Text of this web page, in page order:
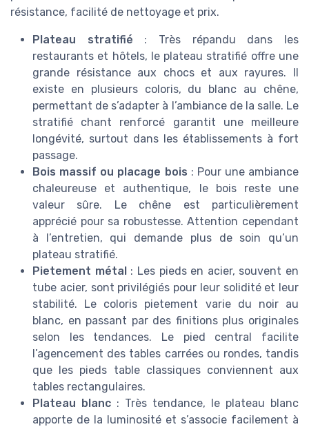
résistance, facilité de nettoyage et prix.
Plateau stratifié : Très répandu dans les
restaurants et hôtels, le plateau stratifié offre une
grande résistance aux chocs et aux rayures. Il
existe en plusieurs coloris, du blanc au chêne,
permettant de s’adapter à l’ambiance de la salle. Le
stratifié chant renforcé garantit une meilleure
longévité, surtout dans les établissements à fort
passage.
Bois massif ou placage bois : Pour une ambiance
chaleureuse et authentique, le bois reste une
valeur sûre. Le chêne est particulièrement
apprécié pour sa robustesse. Attention cependant
à l’entretien, qui demande plus de soin qu’un
plateau stratifié.
Pietement métal: Les pieds en acier, souvent en
tube acier, sont privilégiés pour leur solidité et leur
stabilité. Le coloris pietement varie du noir au
blanc, en passant par des finitions plus originales
selon les tendances. Le pied central facilite
l’agencement des tables carrées ou rondes, tandis
que les pieds table classiques conviennent aux
tables rectangulaires.
Plateau blanc : Très tendance, le plateau blanc
apporte de la luminosité et s’associe facilement à